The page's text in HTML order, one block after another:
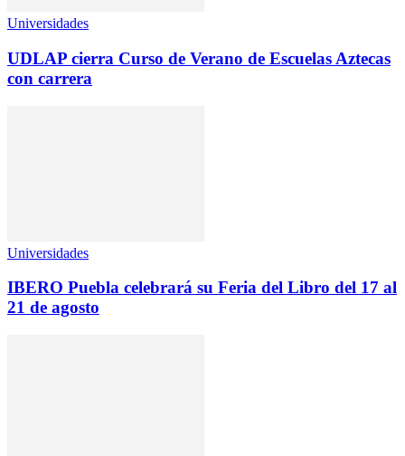
Universidades
UDLAP cierra Curso de Verano de Escuelas Aztecas
con carrera
Universidades
IBERO Puebla celebrará su Feria del Libro del 17 al
21 de agosto